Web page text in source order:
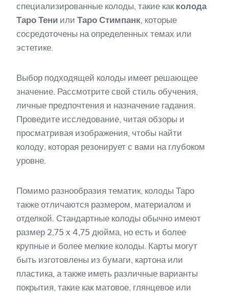
специализированные колоды, такие как колода
Таро Тени или Таро Стимпанк, которые
сосредоточены на определенных темах или
эстетике.
Выбор подходящей колоды имеет решающее
значение. Рассмотрите свой стиль обучения,
личные предпочтения и назначение гадания.
Проведите исследование, читая обзоры и
просматривая изображения, чтобы найти
колоду, которая резонирует с вами на глубоком
уровне.
Помимо разнообразия тематик, колоды Таро
также отличаются размером, материалом и
отделкой. Стандартные колоды обычно имеют
размер 2,75 x 4,75 дюйма, но есть и более
крупные и более мелкие колоды. Карты могут
быть изготовлены из бумаги, картона или
пластика, а также иметь различные варианты
покрытия, такие как матовое, глянцевое или